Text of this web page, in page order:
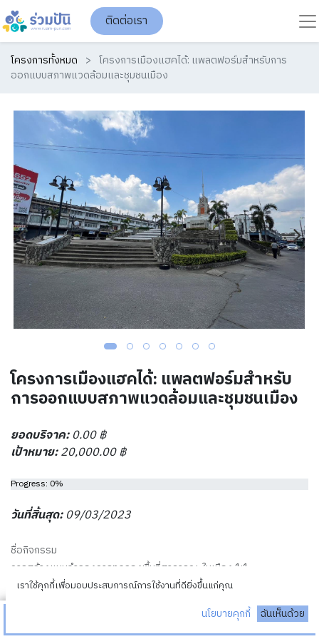
ติดต่อเรา
โครงการทั้งหมด
โครงการเมืองแฮคได้: แพลตฟอร์มสำหรับการ
ออกแบบสภาพแวดล้อมและชุมชนเมือง
โครงการเมืองแฮคได้: แพลตฟอร์มสำหรับ
การออกแบบสภาพแวดล้อมและชุมชนเมือง
ยอดบริจาค: 0.00฿
เป้าหมาย:20,000.00฿
Progress: 0%
วันที่สิ้นสุด: 09/03/2023
ชื่อกิจกรรม
การสร้างแบบจำลองการทดลองพื้นที่สาธารณะในเมือง 1:1
Public Space Testing Modeling 1:1
เราใช้คุกกี้เพื่อมอบประสบการณ์การใช้งานที่ดียิ่งขึ้นแก่คุณ
นโยบายคุกกี้ ฉันเห็นด้วย